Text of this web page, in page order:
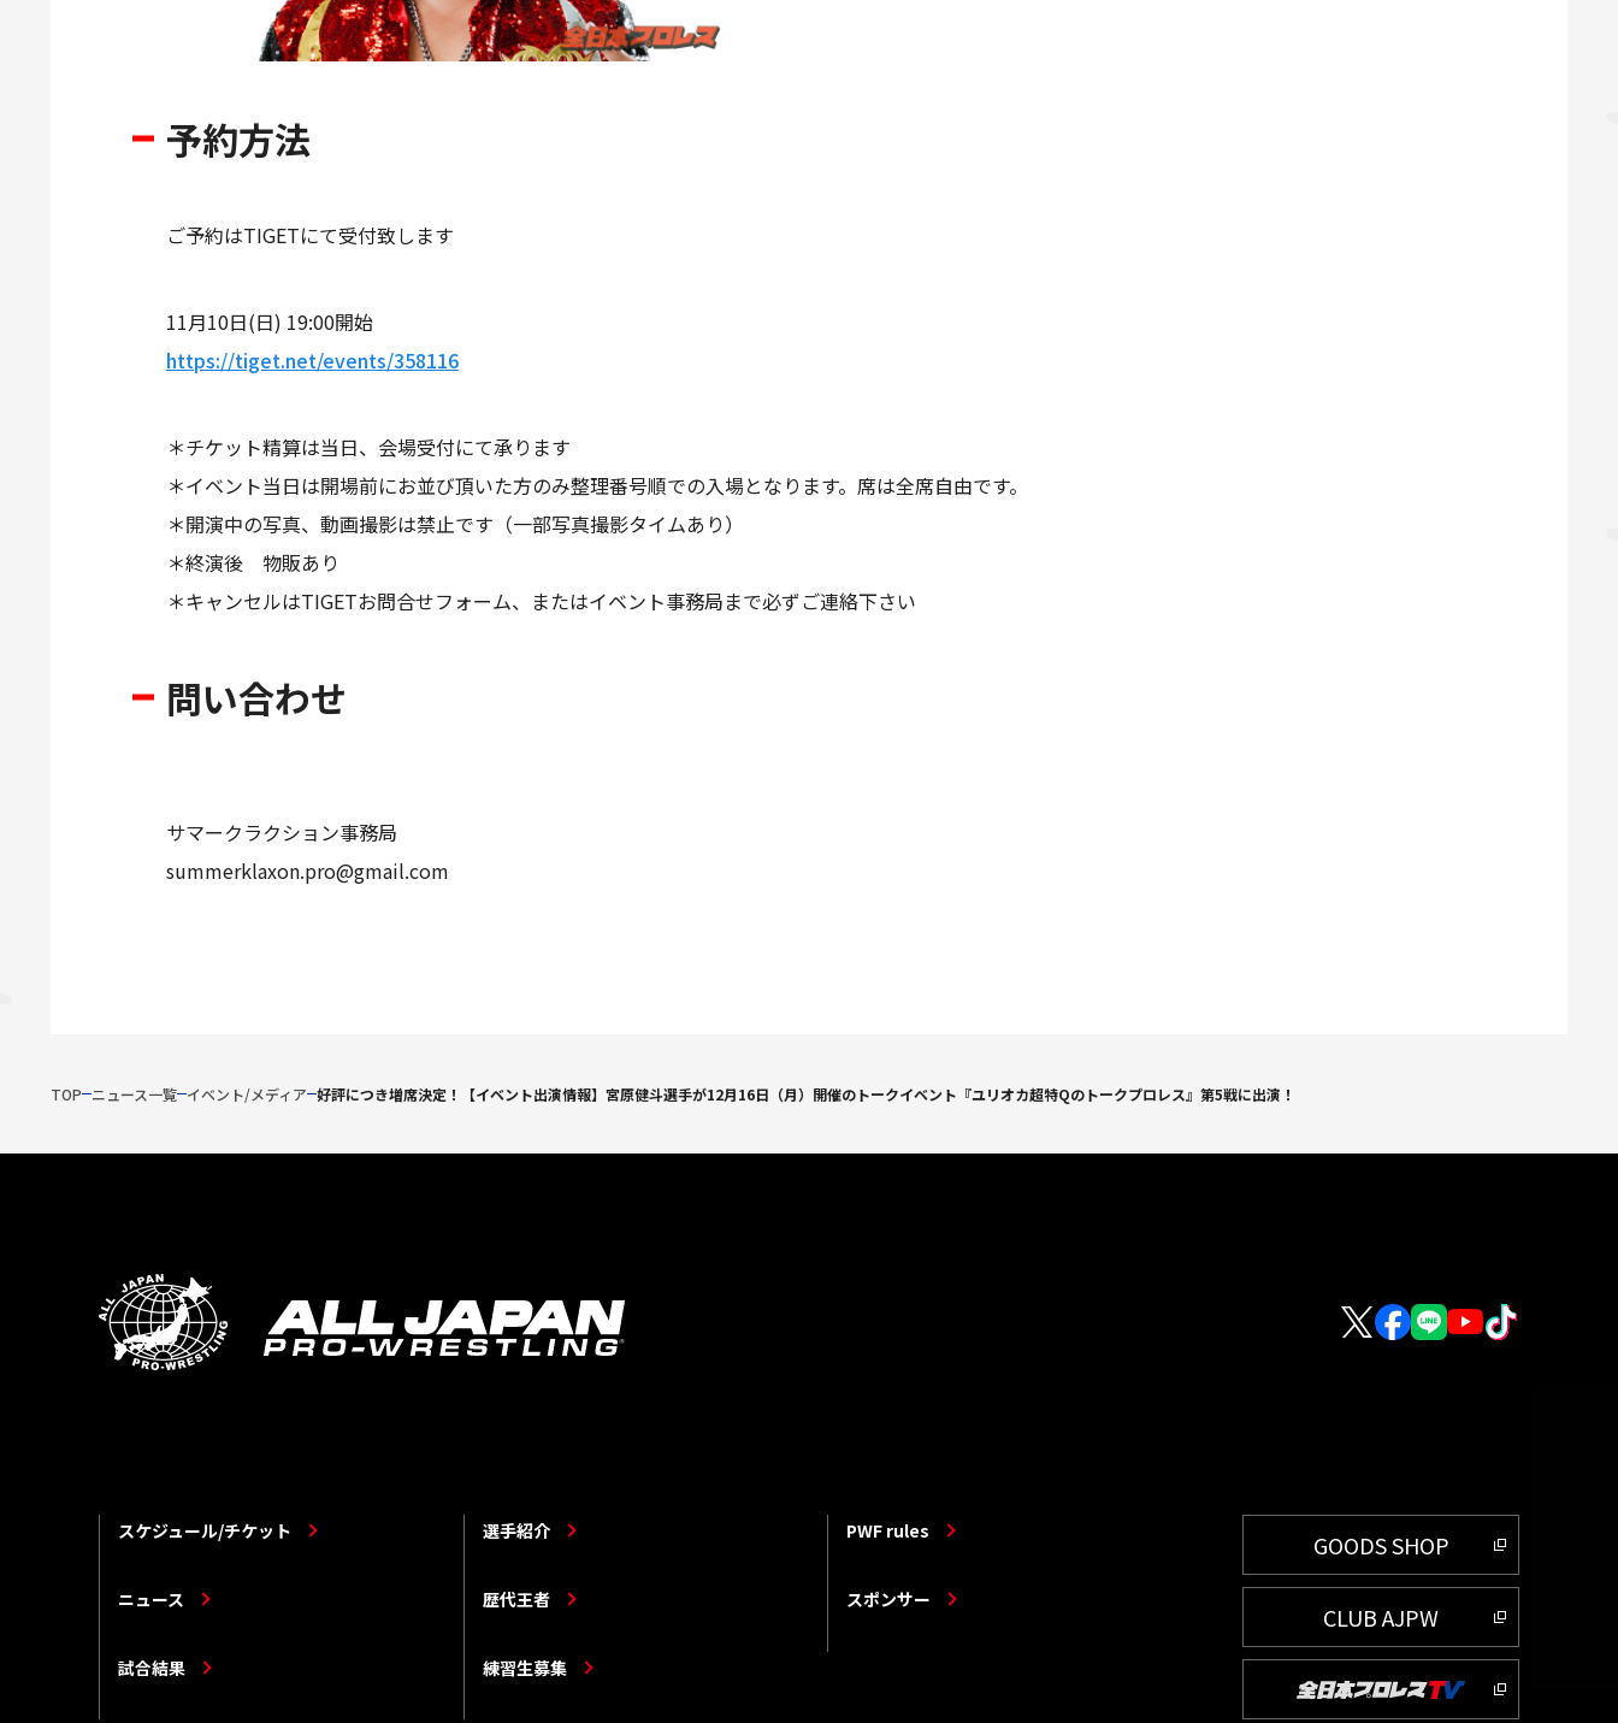
予約方法
ご予約はTIGETにて受付致します
11月10日(日) 19:00開始
https://tiget.net/events/358116
＊チケット精算は当日、会場受付にて承ります
＊イベント当日は開場前にお並び頂いた方のみ整理番号順での入場となります。席は全席自由です。
＊開演中の写真、動画撮影は禁止です（一部写真撮影タイムあり）
＊終演後 物販あり
＊キャンセルはTIGETお問合せフォーム、またはイベント事務局まで必ずご連絡下さい
問い合わせ
サマークラクション事務局
summerklaxon.pro@gmail.com
TOP ニュース一覧 イベント/メディア 好評につき増席決定！【イベント出演情報】宮原健斗選手が12月16日（月）開催のトークイベント『ユリオカ超特Qのトークプロレス』第5戦に出演！
スケジュール/チケット 選手紹介 PWF rules
ニュース 歴代王者 スポンサー
試合結果 練習生募集
GOODS SHOP
CLUB AJPW